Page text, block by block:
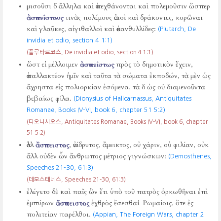
μισοῦσι δ ἄλληλα καὶ ἀπεχθάνονται καὶ πολεμοῦσιν ὥσπερ
ἀσπείστουςτινὰς πολέμους ἀετοὶ καὶ δράκοντες, κορῶναι
καὶ γλαῦκες, αἰγιθαλλοὶ καὶ ἀκανθυλλίδες: (Plutarch, De
invidia et odio, section 4 1:1)
(플루타르코스, De invidia et odio, section 4 1:1)
ὥστ εἰ μέλλοιμενἀσπείστωςπρὸς τὸ δημοτικὸν ἔχειν,
ἀπαλλακτέον ἡμῖν καὶ ταῦτα τὰ σώματα ἐκποδών, τὰ μὲν ὡς
ἄχρηστα εἰς πολιορκίαν ἐσόμενα, τὰ δ ὡς οὐ διαμενοῦντα
βεβαίως φίλα. (Dionysius of Halicarnassus, Antiquitates
Romanae, Books IV-VI, book 6, chapter 51 5:2)
(디오니시오스, Antiquitates Romanae, Books IV-VI, book 6, chapter
51 5:2)
ἀλλἄσπειστος, ἀνίδρυτος, ἄμεικτος, οὐ χάριν, οὐ φιλίαν, οὐκ
ἄλλ οὐδὲν ὧν ἄνθρωπος μέτριος γιγνώσκων: (Demosthenes,
Speeches 21-30, 61:3)
(데모스테네스, Speeches 21-30, 61:3)
ἐλέγετο δὲ καὶ παῖς ὢν ἔτι ὑπὸ τοῦ πατρὸς ὁρκωθῆναι ἐπὶ
ἐμπύρωνἄσπειστοςἐχθρὸς ἔσεσθαι Ῥωμαίοις, ὅτε ἐς
πολιτείαν παρέλθοι. (Appian, The Foreign Wars, chapter 2